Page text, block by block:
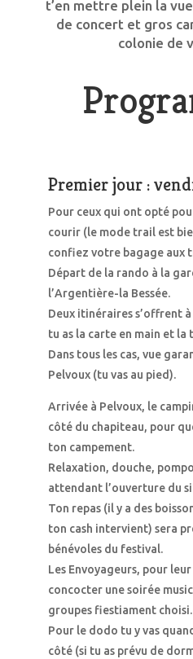
t’en mettre plein la
de concert et gros
colonie de
Premier jour :
Pour ceux qui ont opté
courir (le mode trail est
confiez votre bagage aux
Départ de la rando à la
l’Argentière-la Bessée.
Deux itinéraires s’offrent
tu as la carte en main et la
Dans tous les cas, vue
Pelvoux (tu vas au pied).
Arrivée à Pelvoux, le
côté du chapiteau, pour
ton campement.
Relaxation, douche,
attendant l’ouverture du
Ton repas (il y a des
ton cash intervient) sera
bénévoles du festival.
Les Envoyageurs, pour
concocter une soirée
groupes fiestiament choisi.
Pour le dodo tu y vas
côté (si tu as prévu de